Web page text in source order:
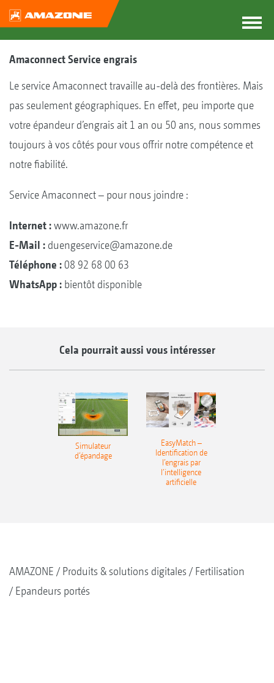
Amaconnect Service engrais
Le service Amaconnect travaille au-delà des frontières. Mais
pas seulement géographiques. En effet, peu importe que
votre épandeur d’engrais ait 1 an ou 50 ans, nous sommes
toujours à vos côtés pour vous offrir notre compétence et
notre fiabilité.
Service Amaconnect – pour nous joindre :
Internet :www.amazone.fr
E-Mail : duengeservice@amazone.de
Téléphone :08 92 68 00 63
WhatsApp : bientôt disponible
Cela pourrait aussi vous intéresser
Simulateur
d‘épandage
EasyMatch –
Identification de
l’engrais par
l’intelligence
artificielle
AMAZONE Produits & solutions digitales
Fertilisation
Epandeurs portés